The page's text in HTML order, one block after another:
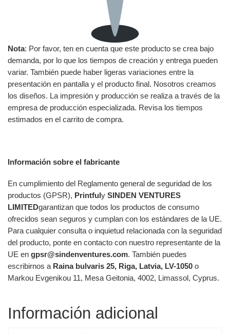
Nota: Por favor, ten en cuenta que este producto se crea bajo
demanda, por lo que los tiempos de creación y entrega pueden
variar. También puede haber ligeras variaciones entre la
presentación en pantalla y el producto final. Nosotros creamos
los diseños. La impresión y producción se realiza a través de la
empresa de producción especializada. Revisa los tiempos
estimados en el carrito de compra.
Información sobre el fabricante
En cumplimiento del Reglamento general de seguridad de los
productos (GPSR), Printfuly SINDEN VENTURES
LIMITEDgarantizan que todos los productos de consumo
ofrecidos sean seguros y cumplan con los estándares de la UE.
Para cualquier consulta o inquietud relacionada con la seguridad
del producto, ponte en contacto con nuestro representante de la
UE en gpsr@sindenventures.com. También puedes
escribirnos a Raina bulvaris 25, Riga, Latvia, LV-1050 o
Markou Evgenikou 11, Mesa Geitonia, 4002, Limassol, Cyprus.
Información adicional